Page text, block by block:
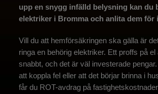
upp en snygg infälld belysning kan du
elektriker i Bromma och anlita dem för
Vill du att hemförsäkringen ska gälla är
ringa en behörig elektriker. Ett proffs på el
snabbt, och det är väl investerade
att koppla fel eller att det börjar brinna i
får du ROT-avdrag på